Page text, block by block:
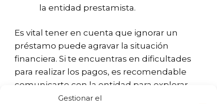
Gestionar el
la entidad prestamista.
Es vital tener en cuenta que ignorar un
préstamo puede agravar la situación
financiera. Si te encuentras en dificultades
para realizar los pagos, es recomendable
comunicarte con la entidad para explorar
opciones de reestructuración de la deuda.